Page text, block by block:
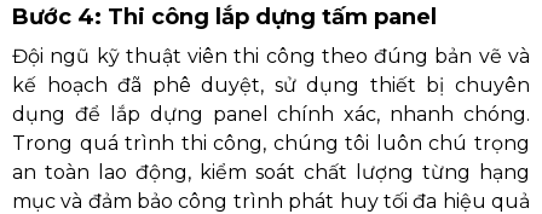
Bước 4: Thi công lắp dựng tấm panel
Đội ngũ kỹ thuật viên thi công theo đúng bản vẽ và
kế hoạch đã phê duyệt, sử dụng thiết bị chuyên
dụng để lắp dựng panel chính xác, nhanh chóng.
Trong quá trình thi công, chúng tôi luôn chú trọng
an toàn lao động, kiểm soát chất lượng từng hạng
mục và đảm bảo công trình phát huy tối đa hiệu quả